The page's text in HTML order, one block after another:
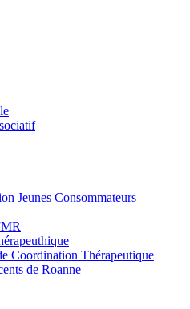
Jeunes Consommateurs
Coordination Thérapeutique
de Roanne